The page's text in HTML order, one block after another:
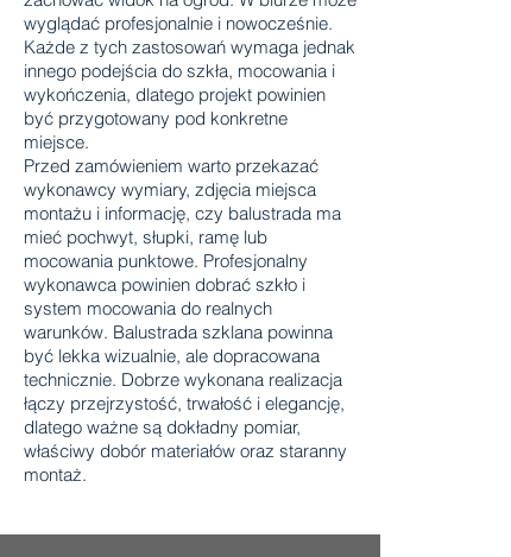
wyglądać profesjonalnie i nowocześnie.
Każde z tych zastosowań wymaga jednak
innego podejścia do szkła, mocowania i
wykończenia, dlatego projekt powinien
być przygotowany pod konkretne
miejsce.
Przed zamówieniem warto przekazać
wykonawcy wymiary, zdjęcia miejsca
montażu i informację, czy balustrada ma
mieć pochwyt, słupki, ramę lub
mocowania punktowe. Profesjonalny
wykonawca powinien dobrać szkło i
system mocowania do realnych
warunków. Balustrada szklana powinna
być lekka wizualnie, ale dopracowana
technicznie. Dobrze wykonana realizacja
łączy przejrzystość, trwałość i elegancję,
dlatego ważne są dokładny pomiar,
właściwy dobór materiałów oraz staranny
montaż.